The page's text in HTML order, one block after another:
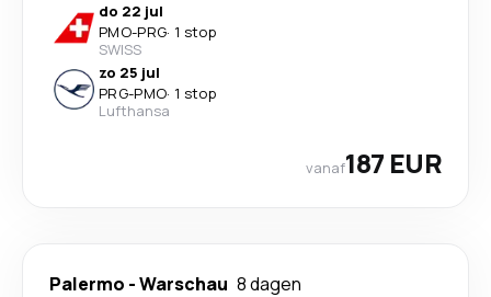
do 22 jul
PMO-PRG· 1 stop
SWISS
zo 25 jul
PRG-PMO· 1 stop
Lufthansa
vanaf187 EUR
Palermo -Warschau 8 dagen